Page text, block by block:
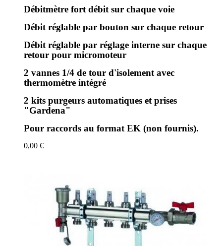
Débitmètre fort débit sur chaque voie
Débit réglable par bouton sur chaque retour
Débit réglable par réglage interne sur chaque
retour pour micromoteur
2 vannes 1/4 de tour d'isolement avec
thermomètre intégré
2 kits purgeurs automatiques et prises
"Gardena"
Pour raccords au format EK (non fournis).
0,00 €